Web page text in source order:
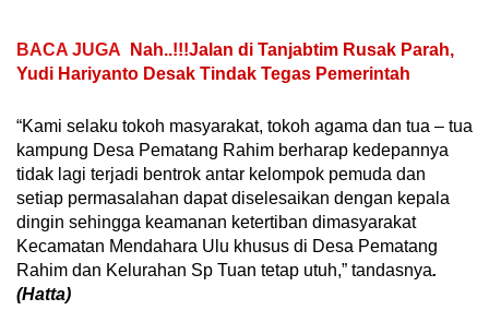
BACA JUGA
Nah..!!!Jalan di Tanjabtim Rusak Parah,
Yudi Hariyanto Desak Tindak Tegas Pemerintah
“Kami selaku tokoh masyarakat, tokoh agama dan tua – tua
kampung Desa Pematang Rahim berharap kedepannya
tidak lagi terjadi bentrok antar kelompok pemuda dan
setiap permasalahan dapat diselesaikan dengan kepala
dingin sehingga keamanan ketertiban dimasyarakat
Kecamatan Mendahara Ulu khusus di Desa Pematang
Rahim dan Kelurahan Sp Tuan tetap utuh,” tandasnya.
(Hatta)